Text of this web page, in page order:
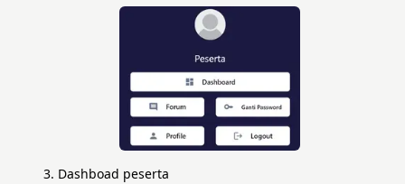
Dashboad peserta